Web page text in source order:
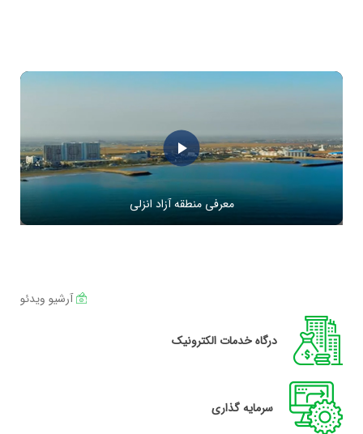
Play
معرفی منطقه آزاد انزلی
آرشیو ویدئو
درگاه خدمات الکترونیک
سرمایه گذاری